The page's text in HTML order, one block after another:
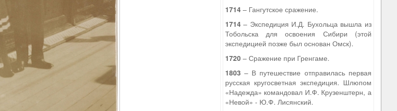
1714– Гангутское сражение.
1714– Экспедиция И.Д. Бухольца вышла из
Тобольска для освоения Сибири (этой
экспедицией позже был основан Омск).
1720– Сражение при Гренгаме.
1803 – В путешествие отправилась первая
русская кругосветная экспедиция. Шлюпом
«Надежда» командовал И.Ф. Крузенштерн, а
«Невой» - Ю.Ф. Лисянский.